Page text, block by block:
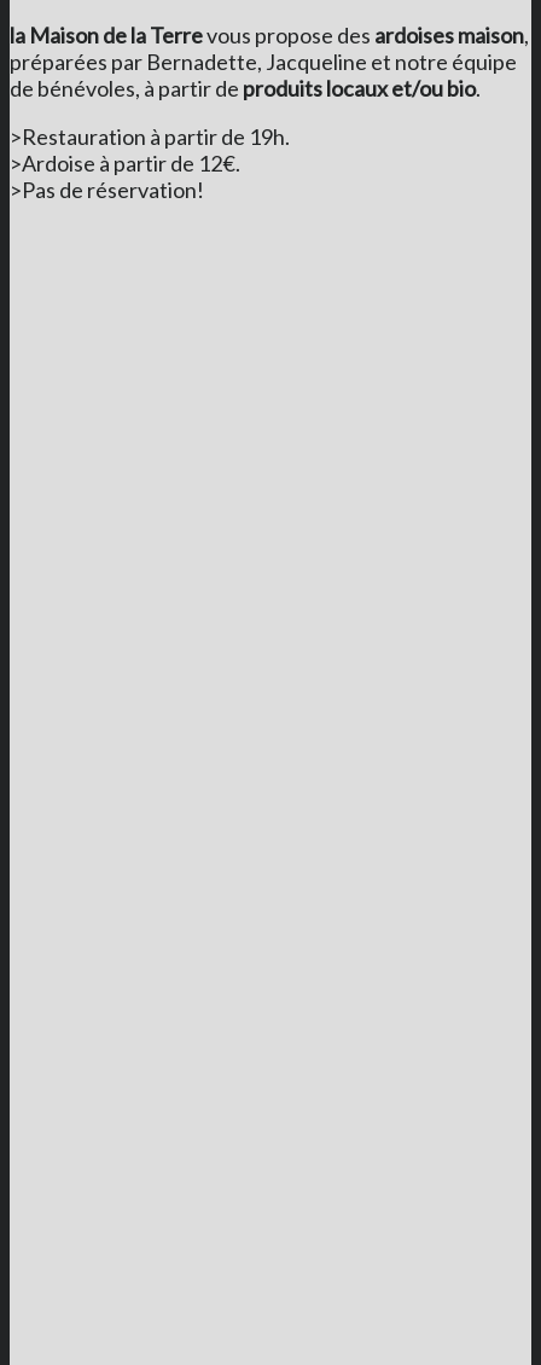
la Maison de la Terrevous propose des ardoises maison,
préparées par Bernadette, Jacqueline et notre équipe
de bénévoles, à partir de produits locaux et/ou bio.
>Restauration à partir de 19h.
>Ardoise à partir de 12€.
>Pas de réservation!